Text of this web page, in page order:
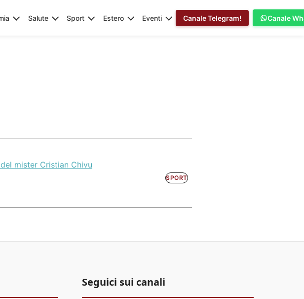
Salute Sport Estero Eventi Canale Telegram! Canale
mister Cristian Chivu
SPORT
Seguici sui canali